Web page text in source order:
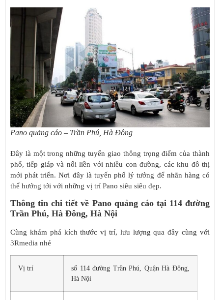
Pano quảng cáo – Trần Phú, Hà Đông
Đây là một trong những tuyến giao thông trọng điểm của thành
phố, tiếp giáp và nối liền với nhiều con đường, các khu đô thị
mới phát triển.Nơi đây là tuyến phố lý tưởng để nhãn hàng có
thể hướng tới với những vị trí Pano siêu siêu đẹp.
Thông tin chi tiết về Pano quảng cáo tại 114 đường
Trần Phú, Hà Đông, Hà Nội
Cùng khám phá kích thước vị trí, lưu lượng qua đây cùng với
3Rmedia nhé
Vị trí
số 114 đường Trần Phú, Quận Hà Đông,
Hà Nội